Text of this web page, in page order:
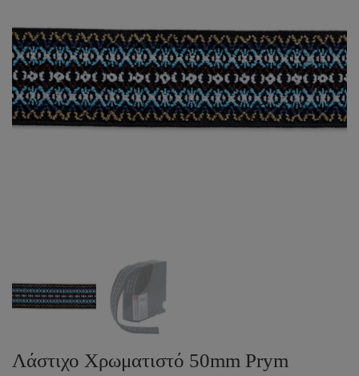
Λάστιχο Χρωματιστό 50mm Prym